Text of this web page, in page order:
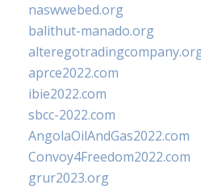
naswwebed.org
balithut-manado.org
aprce2022.com
ibie2022.com
sbcc-2022.com
AngolaOilAndGas2022.com
Convoy4Freedom2022.com
grur2023.org